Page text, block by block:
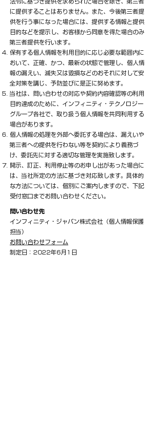
に提供することはありません。また、今後第三者提
供を行う事になった場合には、提供する情報と提供
目的などを提示し、お客様から同意を得た場合のみ
第三者提供を行います。
保有する個人情報を利用目的に応じ必要な範囲内に
おいて、正確、かつ、最新の状態で管理し、個人情
報の漏えい、滅失又は毀損などのおそれに対して安
全対策を講じ、予防並びに是正に努めます。
当社は、問い合わせの対応や契約内容確認等の利用
目的達成のために、インフィニティ・テクノロジー
グループ各社で、取り扱う個人情報を共同利用する
場合があります。
個人情報の処理を外部へ委託する場合は、漏えいや
第三者への提供を行わない等を契約により義務づ
け、委託先に対する適切な管理を実施致します。
開示、訂正、利用停止等のお申し出があった場合に
は、当社所定の方法に基づき対応致します。具体的
な方法については、個別にご案内しますので、下記
受付窓口までお問い合わせください。
問い合わせ先
インフィニティ・ジャパン株式会社（個人情報保護
担当）
お問い合わせフォーム
制定日：2022年6月1日